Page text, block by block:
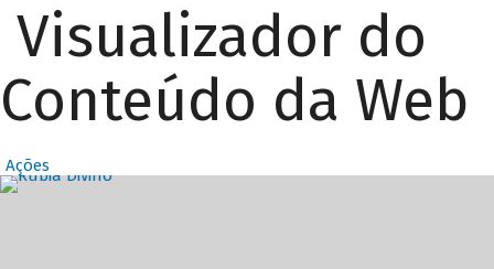
Visualizador do
Conteúdo da Web
Ações
Destaques